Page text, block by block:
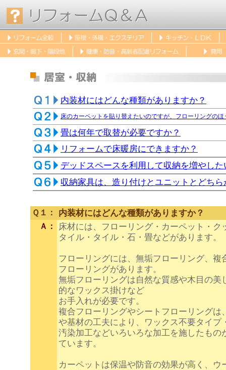
内装材にはどんな種類がありますか？
床のカーペットを貼り替えたいのですが、フローリングの
畳は何年で取替が必要ですか？
リフォームで床暖房にできますか？
デッドスペースを利用して収納を増やし
収納家具は、造り付けとユニットとどち
Ｑ１： 内装材にはどんな種類がありますか？
Ａ：
床材には、フローリング・カーペット・ク
タイル・タイル・石・畳などがあります。
フローリングには、無垢フローリング、複
フローリングがあります。
無垢フローリングは自然な質感や木目の美
的なワックス掛けなど
お手入れが必要です。
複合フローリングやシートフローリングは
や基材の工夫により、ワックス不要タイプ
汚染加工などいろいろな加工を施したもの
ています。
カーペットは保温や防音の効果が高く、ウ